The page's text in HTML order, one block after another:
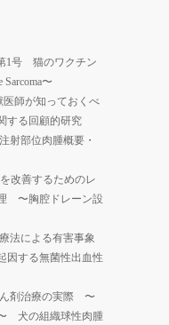
号 猫のワクチン
〜
師が知っておくべ
する回顧的研究
射部位肉腫概要・
改善するためのレ
〜胸腔ドレーン設
法による有害事象
する無菌性出血性
剤治療の実際 〜
犬の組織球性肉腫